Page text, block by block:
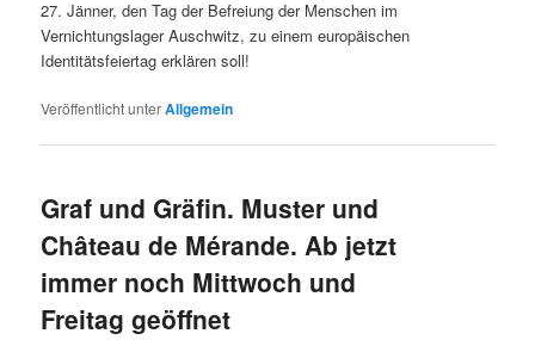
27. Jänner, den Tag der Befreiung der Menschen im
Vernichtungslager Auschwitz, zu einem europäischen
Identitätsfeiertag erklären soll!
Veröffentlicht unterAllgemein
Graf und Gräfin. Muster und
Château de Mérande. Ab jetzt
immer noch Mittwoch und
Freitag geöffnet